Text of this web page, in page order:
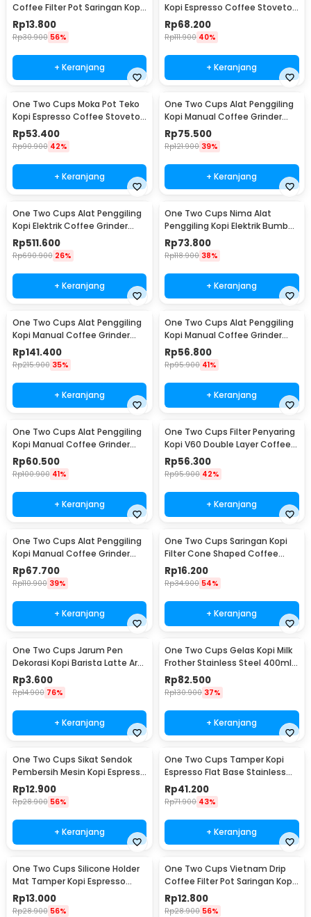
Coffee Filter Pot Saringan Kopi
180ml 8Q - LC1
Rp13.800
Rp30.900 56%
+ Keranjang
Kopi Espresso Coffee Stovetop
4 Cup 200ml - Z20
Rp68.200
Rp111.900 40%
+ Keranjang
One Two Cups Moka Pot Teko
Kopi Espresso Coffee Stovetop
2 Cup 100ml - Z20
Rp53.400
Rp90.900 42%
+ Keranjang
One Two Cups Alat Penggiling
Kopi Manual Coffee Grinder
Wood - 16290
Rp75.500
Rp121.900 39%
+ Keranjang
One Two Cups Alat Penggiling
Kopi Elektrik Coffee Grinder
Adjustable - 600N
Rp511.600
Rp690.900 26%
+ Keranjang
One Two Cups Nima Alat
Penggiling Kopi Elektrik Bumbu
Coffee Grinder - NM-8300
Rp73.800
Rp118.900 38%
+ Keranjang
One Two Cups Alat Penggiling
Kopi Manual Coffee Grinder
Wood 30g - CW85532
Rp141.400
Rp215.900 35%
+ Keranjang
One Two Cups Alat Penggiling
Kopi Manual Coffee Grinder
160ml - CF012
Rp56.800
Rp95.900 41%
+ Keranjang
One Two Cups Alat Penggiling
Kopi Manual Coffee Grinder
Adjustable - RHNHA0176
Rp60.500
Rp100.900 41%
+ Keranjang
One Two Cups Filter Penyaring
Kopi V60 Double Layer Coffee
Filter - FS-40S
Rp56.300
Rp95.900 42%
+ Keranjang
One Two Cups Alat Penggiling
Kopi Manual Coffee Grinder
Adjustable - CF4146
Rp67.700
Rp110.900 39%
+ Keranjang
One Two Cups Saringan Kopi
Filter Cone Shaped Coffee
Dripper 1 PCS - K741
Rp16.200
Rp34.900 54%
+ Keranjang
One Two Cups Jarum Pen
Dekorasi Kopi Barista Latte Art
Needle 13cm - F3F27
Rp3.600
Rp14.900 76%
+ Keranjang
One Two Cups Gelas Kopi Milk
Frother Stainless Steel 400ml -
WZ0011
Rp82.500
Rp130.900 37%
+ Keranjang
One Two Cups Sikat Sendok
Pembersih Mesin Kopi Espresso
2in1 - 8809
Rp12.900
Rp28.900 56%
+ Keranjang
One Two Cups Tamper Kopi
Espresso Flat Base Stainless
Steel 51mm - SS51
Rp41.200
Rp71.900 43%
+ Keranjang
One Two Cups Silicone Holder
Mat Tamper Kopi Espresso
Barista - 0310
Rp13.000
Rp28.900 56%
One Two Cups Vietnam Drip
Coffee Filter Pot Saringan Kopi
124ml 7Q - LC1
Rp12.800
Rp28.900 56%